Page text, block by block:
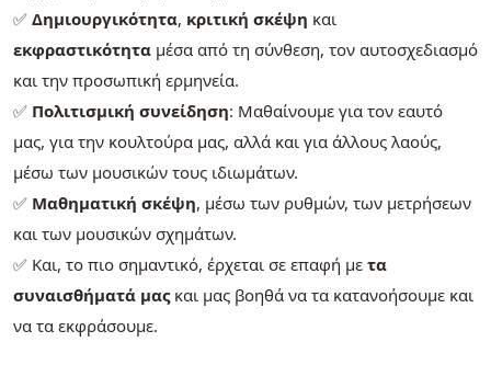
✅ Δημιουργικότητα, κριτική σκέψη και
εκφραστικότητα μέσα από τη σύνθεση, τον αυτοσχεδιασμό
και την προσωπική ερμηνεία.
✅ Πολιτισμική συνείδηση: Μαθαίνουμε για τον εαυτό
μας, για την κουλτούρα μας, αλλά και για άλλους λαούς,
μέσω των μουσικών τους ιδιωμάτων.
✅ Μαθηματική σκέψη, μέσω των ρυθμών, των μετρήσεων
και των μουσικών σχημάτων.
✅ Και, το πιο σημαντικό, έρχεται σε επαφή με τα
συναισθήματά μαςκαι μας βοηθά να τα κατανοήσουμε και
να τα εκφράσουμε.